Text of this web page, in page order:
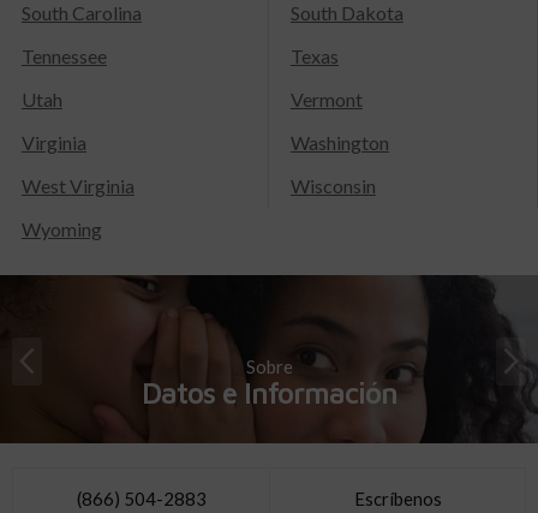
South Carolina
South Dakota
Tennessee
Texas
Utah
Vermont
Virginia
Washington
West Virginia
Wisconsin
Wyoming
Sobre
Datos e Información
(866) 504-2883 Escríbenos